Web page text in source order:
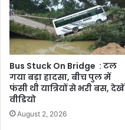
Bus Stuck On Bridge : टल
गया बड़ा हादसा, बीच पुल में
फंसी थी यात्रियों से भरी बस, देखें
वीडियो
August 2, 2026